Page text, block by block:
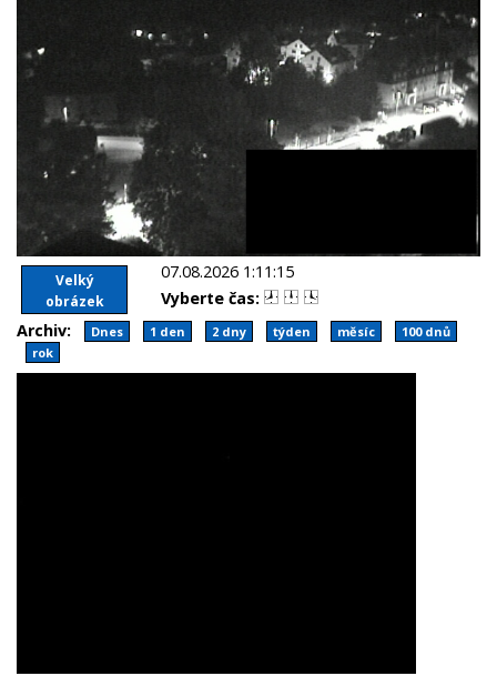
Velký
obrázek
07.08.2026 1:11:15
Vyberte čas:
Archiv:
Dnes 1 den 2 dny týden měsíc
100 dnů
rok